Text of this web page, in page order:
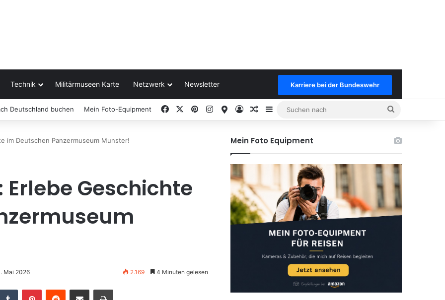
Technik Militärmuseen Karte Netzwerk Newsletter Karriere bei der Bundeswehr
Deutschland buchen Mein Foto-Equipment Facebook PinterestInstagram
GoogleAnmeldenKeine neuen Benachrichtungen
Sidebar
im Deutschen Panzermuseum Munster!
Geschichte
Mai 2026 2.169 4 Minuten gelesen
Mein Foto Equipment